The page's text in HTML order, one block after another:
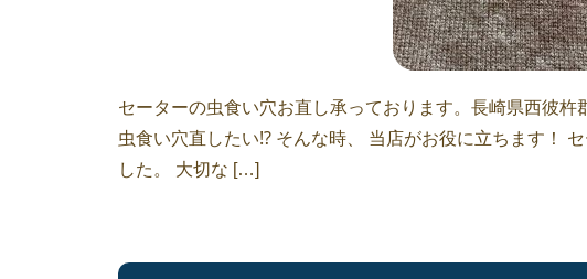
セーターの虫食い穴お直し承っております。長崎県西彼
虫食い穴直したい⁉︎ そんな時、 当店がお役に立ちます！
した。 大切な […]